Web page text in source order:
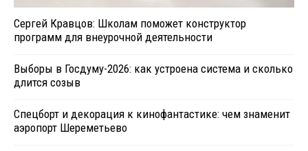
Сергей Кравцов: Школам поможет конструктор
программ для внеурочной деятельности
Выборы в Госдуму-2026: как устроена система и сколько
длится созыв
Спецборт и декорация к кинофантастике: чем знаменит
аэропорт Шереметьево